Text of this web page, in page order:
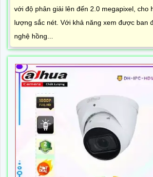
với độ phân giải lên đến 2.0 megapixel, cho
lượng sắc nét. Với khả năng xem được ban
nghệ hồng...